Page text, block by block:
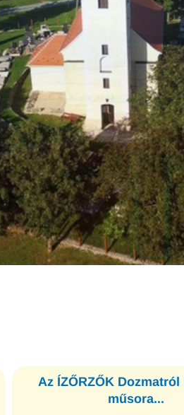
Az ÍZŐRZŐK
műsora...